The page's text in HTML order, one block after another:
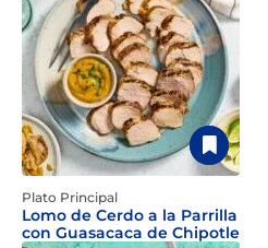
Plato Principal
Lomo de Cerdo a la Parrilla
con Guasacaca de Chipotle